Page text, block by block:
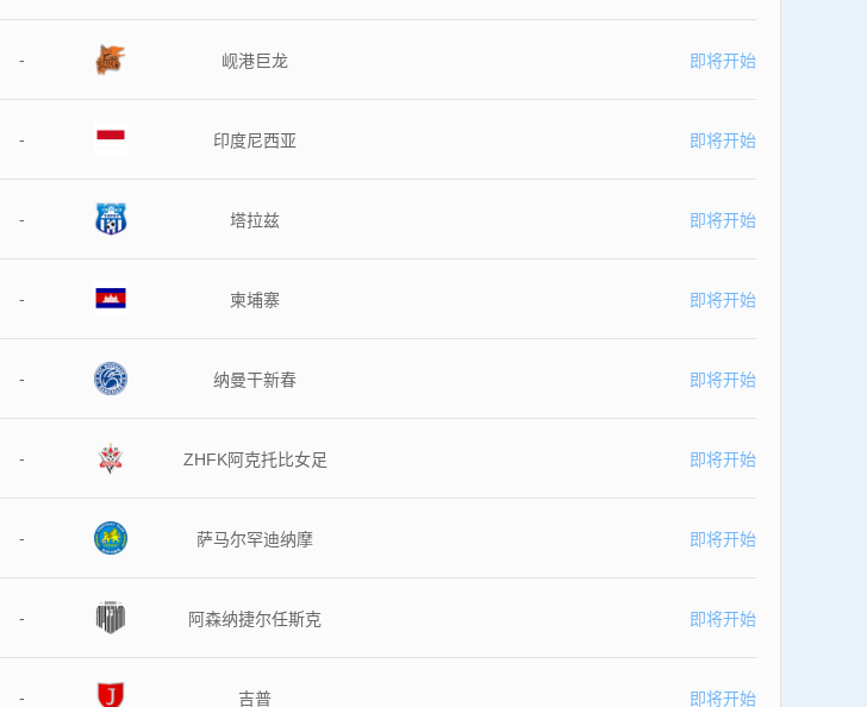
- 岘港巨龙 即将开始
- 印度尼西亚 即将开始
- 塔拉兹 即将开始
- 柬埔寨 即将开始
- 纳曼干新春 即将开始
- ZHFK阿克托比女足 即将开始
- 萨马尔罕迪纳摩 即将开始
- 阿森纳捷尔任斯克 即将开始
- 吉普 即将开始